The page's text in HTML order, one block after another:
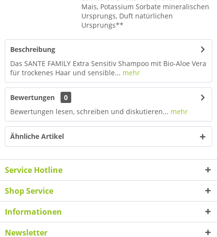
Mais, Potassium Sorbate mineralischen
Ursprungs, Duft natürlichen
Ursprungs**
Beschreibung
Das SANTE FAMILY Extra Sensitiv Shampoo mit Bio-Aloe Vera
für trockenes Haar und sensible... mehr
Bewertungen
0
Bewertungen lesen, schreiben und diskutieren... mehr
Ähnliche Artikel
Service Hotline
Shop Service
Informationen
Newsletter